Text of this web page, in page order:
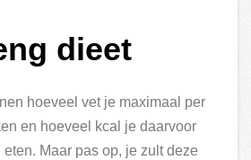
dieet
hoeveel vet je maximaal per
en hoeveel kcal je daarvoor
Maar pas op, je zult deze